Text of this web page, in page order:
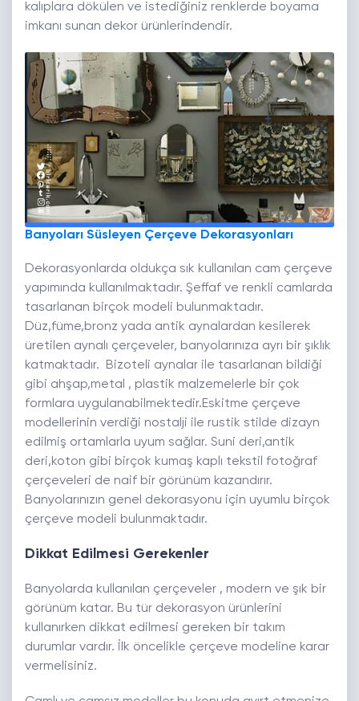
kalıplara dökülen ve istediğiniz renklerde boyama
imkanı sunan dekor ürünlerindendir.
Banyoları Süsleyen Çerçeve Dekorasyonları
Dekorasyonlarda oldukça sık kullanılan cam çerçeve
yapımında kullanılmaktadır. Şeffaf ve renkli camlarda
tasarlanan birçok modeli bulunmaktadır.
Düz,füme,bronz yada antik aynalardan kesilerek
üretilen aynalı çerçeveler, banyolarınıza ayrı bir şıklık
katmaktadır. Bizoteli aynalar ile tasarlanan bildiği
gibi ahşap,metal , plastik malzemelerle bir çok
formlara uygulanabilmektedir.Eskitme çerçeve
modellerinin verdiği nostalji ile rustik stilde dizayn
edilmiş ortamlarla uyum sağlar. Suni deri,antik
deri,koton gibi birçok kumaş kaplı tekstil fotoğraf
çerçeveleri de naif bir görünüm kazandırır.
Banyolarınızın genel dekorasyonu için uyumlu birçok
çerçeve modeli bulunmaktadır.
Dikkat Edilmesi Gerekenler
Banyolarda kullanılan çerçeveler , modern ve şık bir
görünüm katar. Bu tür dekorasyon ürünlerini
kullanırken dikkat edilmesi gereken bir takım
durumlar vardır. İlk öncelikle çerçeve modeline karar
vermelisiniz.